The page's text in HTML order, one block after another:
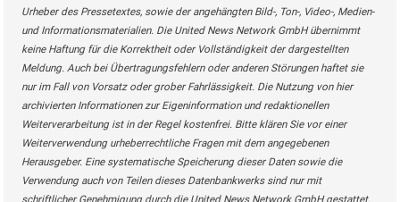
Urheber des Pressetextes, sowie der angehängten Bild-, Ton-, Video-, Medien-
und Informationsmaterialien. Die United News Network GmbH übernimmt
keine Haftung für die Korrektheit oder Vollständigkeit der dargestellten
Meldung. Auch bei Übertragungsfehlern oder anderen Störungen haftet sie
nur im Fall von Vorsatz oder grober Fahrlässigkeit. Die Nutzung von hier
archivierten Informationen zur Eigeninformation und redaktionellen
Weiterverarbeitung ist in der Regel kostenfrei. Bitte klären Sie vor einer
Weiterverwendung urheberrechtliche Fragen mit dem angegebenen
Herausgeber. Eine systematische Speicherung dieser Daten sowie die
Verwendung auch von Teilen dieses Datenbankwerks sind nur mit
schriftlicher Genehmigung durch die United News Network GmbH gestattet.